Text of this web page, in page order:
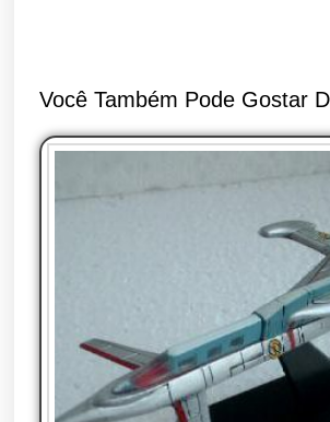
o
k
p
er
Você Também Pode Gostar